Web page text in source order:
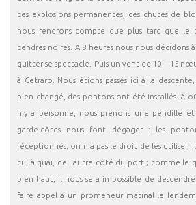
ces explosions permanentes, ces chutes de
nous rendrons compte que plus tard que le
cendres noires. A 8 heures nous nous
quitter se spectacle. Puis un vent de 10 – 15
à Cetraro. Nous étions passés ici à la
bien changé, des pontons ont été installés là
n’y a personne, nous prenons une pendille
garde-côtes nous font dégager : les
réceptionnés, on n’a pas le droit de les utiliser,
cul à quai, de l’autre côté du port ; comme le
bien haut, il nous sera impossible de
faire appel à un promeneur matinal le